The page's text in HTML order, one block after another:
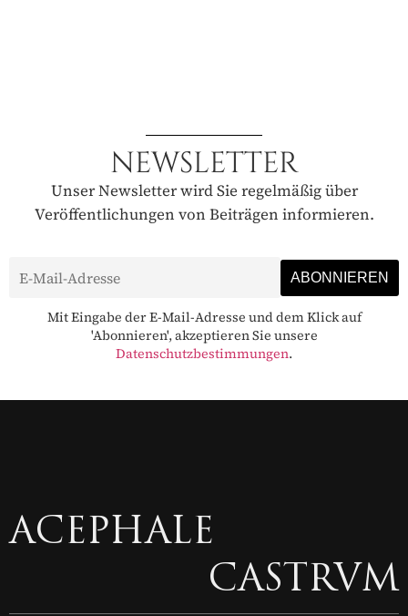
NEWSLETTER
Unser Newsletter wird Sie regelmäßig über
Veröffentlichungen von Beiträgen informieren.
Mit Eingabe der E-Mail-Adresse und dem Klick auf
'Abonnieren', akzeptieren Sie unsere
Datenschutzbestimmungen.
ACEPHALE
CASTRVM